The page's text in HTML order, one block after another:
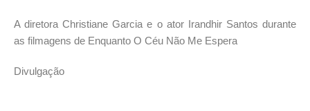
A diretora Christiane Garcia e o ator Irandhir Santos durante
as filmagens de Enquanto O Céu Não Me Espera
Divulgação